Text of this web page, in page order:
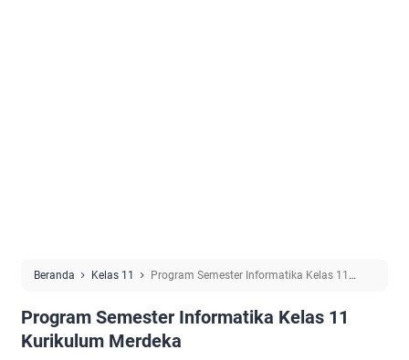
Beranda Kelas 11
Program Semester Informatika Kelas 11
Program Semester Informatika Kelas 11
Kurikulum Merdeka